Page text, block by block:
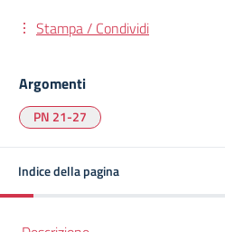
Stampa / Condividi
Argomenti
PN 21-27
Indice della pagina